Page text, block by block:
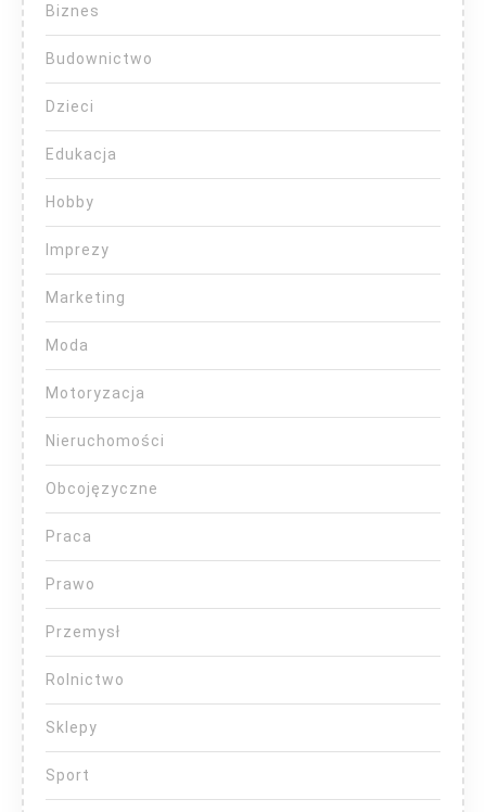
Biznes
Budownictwo
Dzieci
Edukacja
Hobby
Imprezy
Marketing
Moda
Motoryzacja
Nieruchomości
Obcojęzyczne
Praca
Prawo
Przemysł
Rolnictwo
Sklepy
Sport